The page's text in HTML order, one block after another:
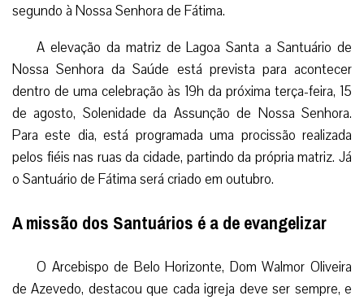
segundo à Nossa Senhora de Fátima.
A elevação da matriz de Lagoa Santa a Santuário de
Nossa Senhora da Saúde está prevista para acontecer
dentro de uma celebração às 19h da próxima terça-feira, 15
de agosto, Solenidade da Assunção de Nossa Senhora.
Para este dia, está programada uma procissão realizada
pelos fiéis nas ruas da cidade, partindo da própria matriz. Já
o Santuário de Fátima será criado em outubro.
A missão dos Santuários é a de evangelizar
O Arcebispo de Belo Horizonte, Dom Walmor Oliveira
de Azevedo, destacou que cada igreja deve ser sempre, e